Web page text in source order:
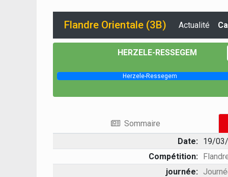
Flandre Orientale (3B) Actualité
HERZELE-RESSEGEM
Herzele-Ressegem
Sommaire
Date: 19/
Compétition:
journée: